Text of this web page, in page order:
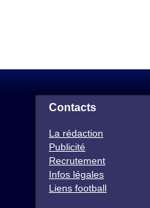
Contacts
La rédaction
Publicité
Recrutement
Infos légales
Liens football